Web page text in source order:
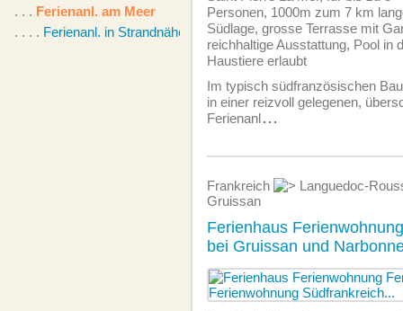
. . . Ferienanl. am Meer
. . . . Ferienanl. in Strandnähe
Personen, 1000m zum 7 km
Südlage, grosse Terrasse mit
reichhaltige Ausstattung, Pool in
Haustiere erlaubt
Im typisch südfranzösischen
in einer reizvoll gelegenen,
Ferienanl...
Frankreich
Languedoc-
Gruissan
Ferienhaus
bei Gruissan und